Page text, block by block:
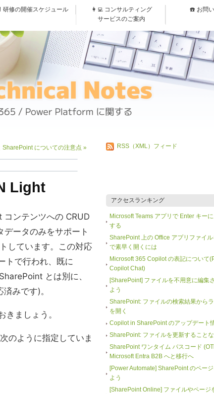
研修の開催スケジュール
👩‍💻 コンサルティング
サービスのご案内
☎️ お問
SharePoint についての注意点 »
Light
ンテンツへの CRUD
ータのみをサポート
しています。この対応
トで行われ、既に
とは別に、
みです)。
ましょう。
のように指定していま
RSS（XML）フィード
アクセスランキング
Microsoft Teams アプリで Enter キー
する
SharePoint 上の Office アプリファイ
で素早く開くには
Microsoft 365 Copilot の表記について
Copilot Chat)
[SharePoint] ファイルを不用意に編集
よう
SharePoint: ファイルの検索結果から
を開く
Copilot in SharePoint のアップデート
SharePoint: ファイルを更新すること
SharePoint ワンタイム パスコード
Microsoft Entra B2B へと移行へ
[Power Automate] SharePoint のペー
よう
[SharePoint Online] ファイルやページ